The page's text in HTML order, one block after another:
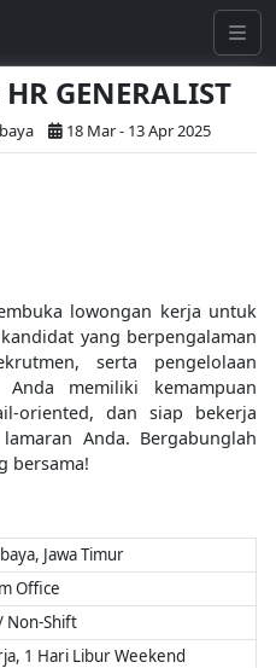
GENERALIST
18 Mar - 13 Apr 2025
lowongan kerja untuk
yang berpengalaman
serta pengelolaan
Anda memiliki kemampuan
oriented, dan siap bekerja
Anda. Bergabunglah
bersama!
Jawa Timur
Office
Non-Shift
1 Hari Libur Weekend